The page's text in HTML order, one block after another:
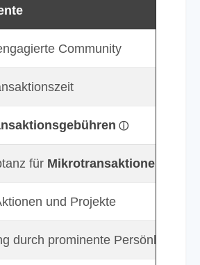
Community
für Mikrotransaktionen
und Projekte
durch prominente